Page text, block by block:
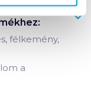
félkemény,
a